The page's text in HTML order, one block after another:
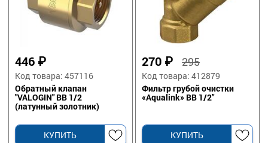
446 ₽
Код товара: 457116
Обратный клапан
"VALOGIN" ВВ 1/2
(латунный золотник)
КУПИТЬ
270 ₽295
Код товара: 412879
Фильтр грубой очистки
«Aqualink» ВВ 1/2"
КУПИТЬ